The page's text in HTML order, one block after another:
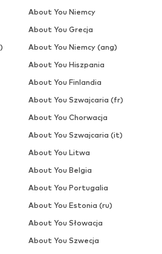
About You Niemcy
About You Grecja
About You Niemcy (ang)
About You Hiszpania
About You Finlandia
About You Szwajcaria (fr)
About You Chorwacja
About You Szwajcaria (it)
About You Litwa
About You Belgia
About You Portugalia
About You Estonia (ru)
About You Słowacja
About You Szwecja